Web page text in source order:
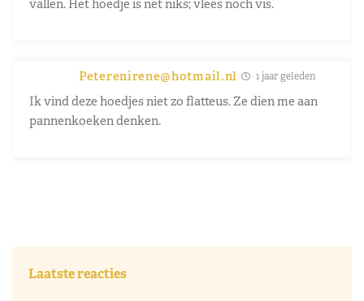
vallen. Het hoedje is net niks; vlees noch vis.
Peterenirene@hotmail.nl 1 jaar geleden
Ik vind deze hoedjes niet zo flatteus. Ze dien me aan
pannenkoeken denken.
Laatste reacties